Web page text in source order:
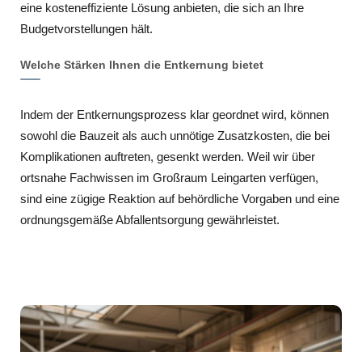
eine kosteneffiziente Lösung anbieten, die sich an Ihre
Budgetvorstellungen hält.
Welche Stärken Ihnen die Entkernung bietet
Indem der Entkernungsprozess klar geordnet wird, können
sowohl die Bauzeit als auch unnötige Zusatzkosten, die bei
Komplikationen auftreten, gesenkt werden. Weil wir über
ortsnahe Fachwissen im Großraum Leingarten verfügen,
sind eine zügige Reaktion auf behördliche Vorgaben und eine
ordnungsgemäße Abfallentsorgung gewährleistet.